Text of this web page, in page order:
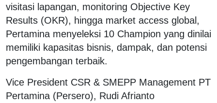
visitasi lapangan, monitoring Objective Key
Results (OKR), hingga market access global,
Pertamina menyeleksi 10 Champion yang dinilai
memiliki kapasitas bisnis, dampak, dan potensi
pengembangan terbaik.
Vice President CSR & SMEPP Management PT
Pertamina (Persero), Rudi Afrianto